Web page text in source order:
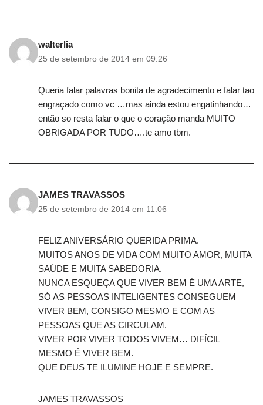
walterlia
25 de setembro de 2014 em 09:26
Queria falar palavras bonita de agradecimento e falar tao
engraçado como vc …mas ainda estou engatinhando…
então so resta falar o que o coração manda MUITO
OBRIGADA POR TUDO….te amo tbm.
JAMES TRAVASSOS
25 de setembro de 2014 em 11:06
FELIZ ANIVERSÁRIO QUERIDA PRIMA.
MUITOS ANOS DE VIDA COM MUITO AMOR, MUITA
SAÚDE E MUITA SABEDORIA.
NUNCA ESQUEÇA QUE VIVER BEM É UMA ARTE,
SÓ AS PESSOAS INTELIGENTES CONSEGUEM
VIVER BEM, CONSIGO MESMO E COM AS
PESSOAS QUE AS CIRCULAM.
VIVER POR VIVER TODOS VIVEM… DIFÍCIL
MESMO É VIVER BEM.
QUE DEUS TE ILUMINE HOJE E SEMPRE.
JAMES TRAVASSOS